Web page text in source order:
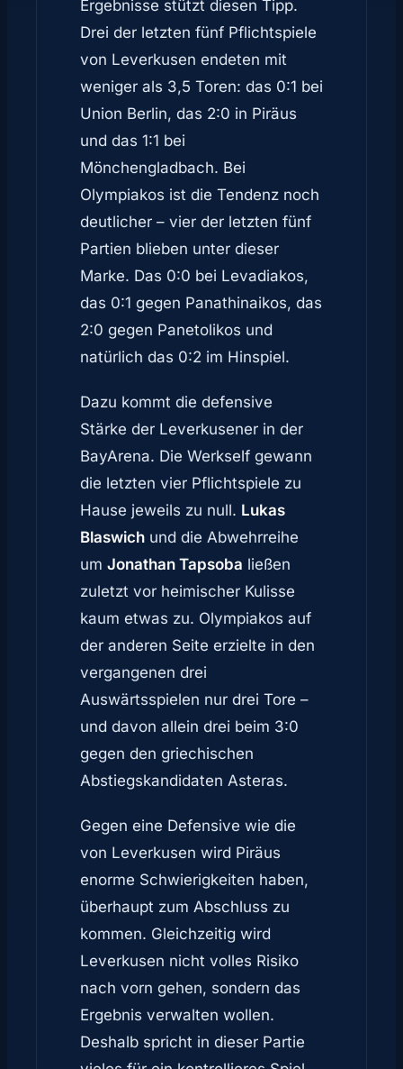
Ergebnisse stützt diesen Tipp.
Drei der letzten fünf Pflichtspiele
von Leverkusen endeten mit
weniger als 3,5 Toren: das 0:1 bei
Union Berlin, das 2:0 in Piräus
und das 1:1 bei
Mönchengladbach. Bei
Olympiakos ist die Tendenz noch
deutlicher – vier der letzten fünf
Partien blieben unter dieser
Marke. Das 0:0 bei Levadiakos,
das 0:1 gegen Panathinaikos, das
2:0 gegen Panetolikos und
natürlich das 0:2 im Hinspiel.
Dazu kommt die defensive
Stärke der Leverkusener in der
BayArena. Die Werkself gewann
die letzten vier Pflichtspiele zu
Hause jeweils zu null. Lukas
Blaswich und die Abwehrreihe
um Jonathan Tapsoba ließen
zuletzt vor heimischer Kulisse
kaum etwas zu. Olympiakos auf
der anderen Seite erzielte in den
vergangenen drei
Auswärtsspielen nur drei Tore –
und davon allein drei beim 3:0
gegen den griechischen
Abstiegskandidaten Asteras.
Gegen eine Defensive wie die
von Leverkusen wird Piräus
enorme Schwierigkeiten haben,
überhaupt zum Abschluss zu
kommen. Gleichzeitig wird
Leverkusen nicht volles Risiko
nach vorn gehen, sondern das
Ergebnis verwalten wollen.
Deshalb spricht in dieser Partie